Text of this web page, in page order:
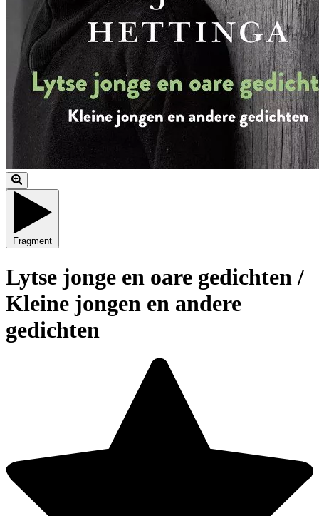
Fragment
Lytse jonge en oare gedichten /
Kleine jongen en andere
gedichten